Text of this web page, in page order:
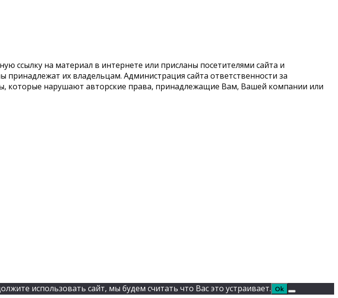
ссылку на материал в интернете или присланы посетителями сайта и
их владельцам. Администрация сайта ответственности за
которые нарушают авторские права, принадлежащие Вам, Вашей компании или
использовать сайт, мы будем считать что Вас это устраивает. Ok